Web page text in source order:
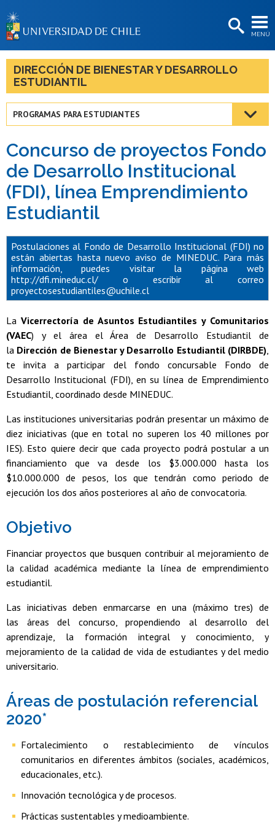
MENÚ
BIBLIOTECAS
LA UNIVERSIDAD
Estudiantes
Funcionarias/os
Egresadas/os
DIRECCIÓN DE BIENESTAR Y DESARROLLO
ESTUDIANTIL
PROGRAMAS PARA ESTUDIANTES
Concurso de proyectos Fondo
de Desarrollo Institucional
(FDI), línea Emprendimiento
Estudiantil
Postulaciones al Fondo de Desarrollo Institucional (FDI) no
están abiertas hasta nuevo aviso de MINEDUC. Para más
información, puedes visitar la página web
http://dfi.mineduc.cl/ o escribir al correo
proyectosestudiantiles@uchile.cl
La Vicerrectoría de Asuntos Estudiantiles y Comunitarios
(VAEC) y el área el Área de Desarrollo Estudiantil de
la Dirección de Bienestar y Desarrollo Estudiantil (DIRBDE),
te invita a participar del fondo concursable Fondo de
Desarrollo Institucional (FDI), en su línea de Emprendimiento
Estudiantil, coordinado desde MINEDUC.
Las instituciones universitarias podrán presentar un máximo de
diez iniciativas (que en total no superen los 40 millones por
IES). Esto quiere decir que cada proyecto podrá postular a un
financiamiento que va desde los $3.000.000 hasta los
$10.000.000 de pesos, los que tendrán como periodo de
ejecución los dos años posteriores al año de convocatoria.
Objetivo
Financiar proyectos que busquen contribuir al mejoramiento de
la calidad académica mediante la línea de emprendimiento
estudiantil.
Las iniciativas deben enmarcarse en una (máximo tres) de
las áreas del concurso, propendiendo al desarrollo del
aprendizaje, la formación integral y conocimiento, y
mejoramiento de la calidad de vida de estudiantes y del medio
universitario.
Áreas de postulación referencial
2020*
Fortalecimiento o restablecimiento de vínculos
comunitarios en diferentes ámbitos (sociales, académicos,
educacionales, etc.).
Innovación tecnológica y de procesos.
Prácticas sustentables y medioambiente.